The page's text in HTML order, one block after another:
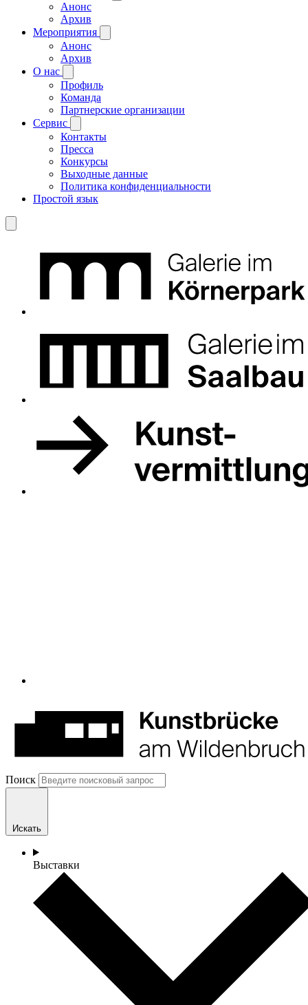
Анонс
Архив
Мероприятия
Анонс
Архив
О нас
Профиль
Команда
Партнерские организации
Сервис
Контакты
Пресса
Конкурсы
Выходные данные
Политика конфиденциальности
Простой язык
Поиск
Искать
Выставки